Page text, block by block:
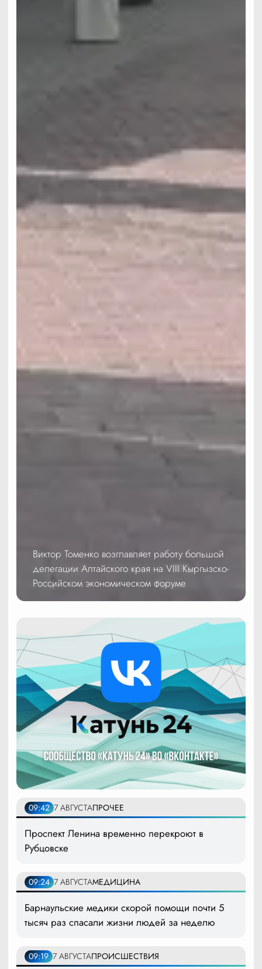
Виктор Томенко возглавляет работу большой
делегации Алтайского края на VIII Кыргызско-
Российском экономическом форуме
09:42 7 АВГУСТАПРОЧЕЕ
Проспект Ленина временно перекроют в
Рубцовске
09:24 7 АВГУСТАМЕДИЦИНА
Барнаульские медики скорой помощи почти 5
тысяч раз спасали жизни людей за неделю
09:19 7 АВГУСТАПРОИСШЕСТВИЯ